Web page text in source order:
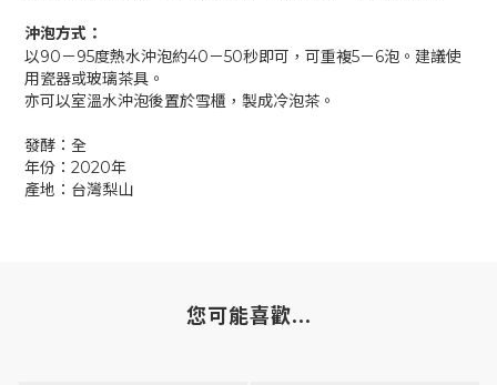
沖泡方式：
以90－95度熱水沖泡約40－50秒即可，可重複5－6泡。建議使
用瓷器或玻璃茶具。
亦可以室溫水沖泡後置於雪櫃，製成冷泡茶。
發酵：全
年份：2020年
產地：台灣梨山
您可能喜歡...